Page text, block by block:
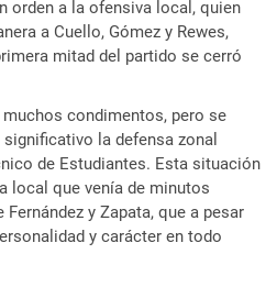
orden a la ofensiva local, quien
a Cuello, Gómez y Rewes,
mitad del partido se cerró
condimentos, pero se
la defensa zonal
de Estudiantes. Esta situación
local que venía de minutos
y Zapata, que a pesar
y carácter en todo